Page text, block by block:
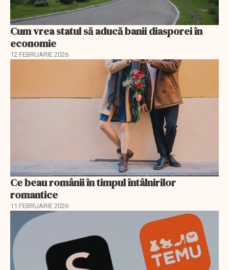
Cum vrea statul să aducă banii diasporei în
economie
12 FEBRUARIE 2026
Ce beau românii în timpul întâlnirilor
romantice
11 FEBRUARIE 2026